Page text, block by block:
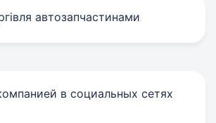
автозапчастинами
в социальных сетях